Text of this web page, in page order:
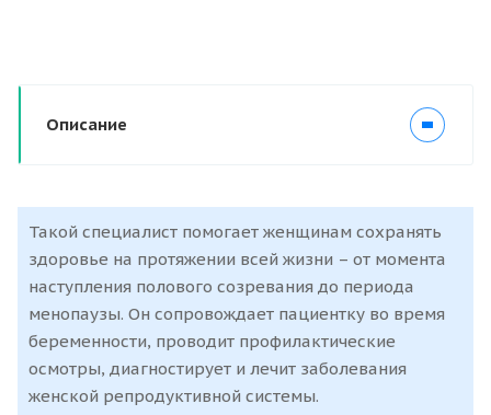
Описание
Такой специалист помогает женщинам сохранять
здоровье на протяжении всей жизни – от момента
наступления полового созревания до периода
менопаузы. Он сопровождает пациентку во время
беременности, проводит профилактические
осмотры, диагностирует и лечит заболевания
женской репродуктивной системы.